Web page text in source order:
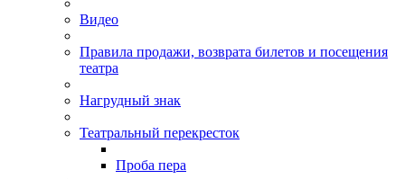
Видео
Правила продажи, возврата билетов и посещения
театра
Нагрудный знак
Театральный перекресток
Проба пера